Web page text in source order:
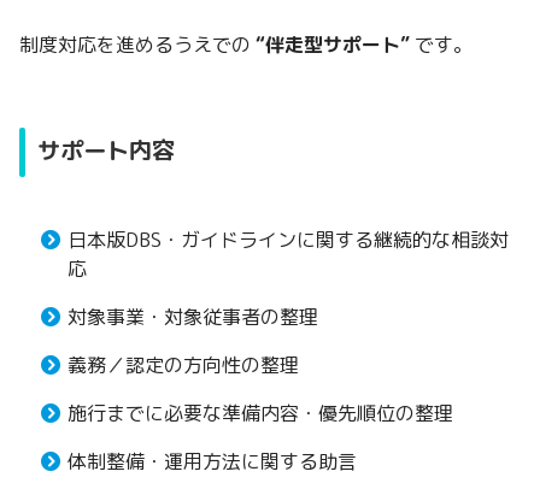
制度対応を進めるうえでの “伴走型サポート” です。
サポート内容
日本版DBS・ガイドラインに関する継続的な相談対
応
対象事業・対象従事者の整理
義務／認定の方向性の整理
施行までに必要な準備内容・優先順位の整理
体制整備・運用方法に関する助言